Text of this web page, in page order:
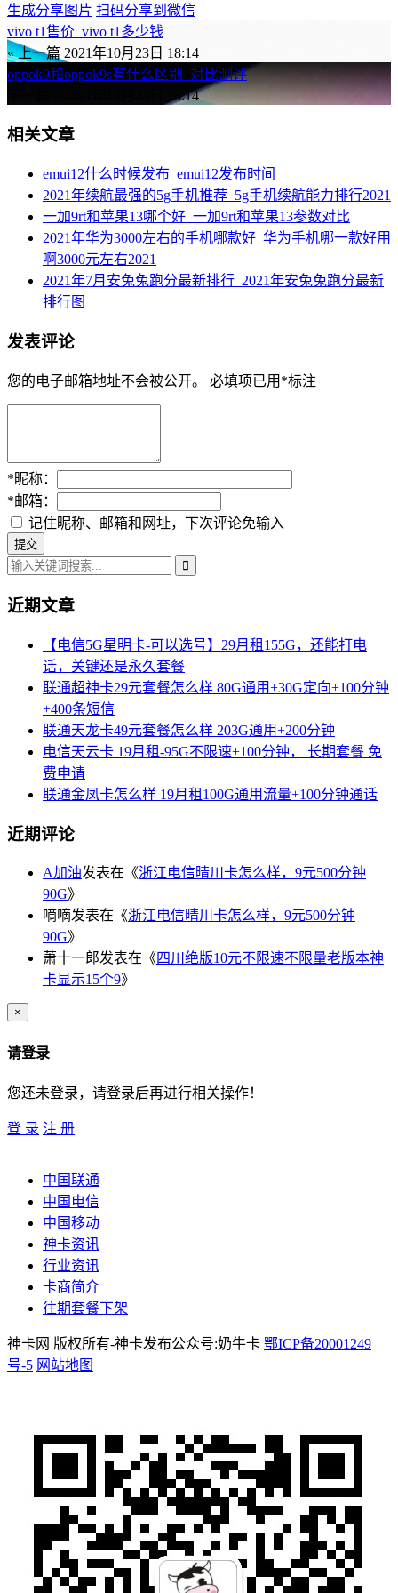
生成分享图片 扫码分享到微信
vivo t1售价_vivo t1多少钱
« 上一篇 2021年10月23日 18:14
oppok9和oppok9s有什么区别_对比测评
2021年10月23日 18:14
相关文章
emui12什么时候发布_emui12发布时间
2021年续航最强的5g手机推荐_5g手机续航能力排行2021
一加9rt和苹果13哪个好_一加9rt和苹果13参数对比
2021年华为3000左右的手机哪款好_华为手机哪一款好用
啊3000元左右2021
2021年7月安兔兔跑分最新排行_2021年安兔兔跑分最新
排行图
发表评论
您的电子邮箱地址不会被公开。 必填项已用 *标注
*昵称：
*邮箱：
记住昵称、邮箱和网址，下次评论免输入
近期文章
【电信5G星明卡-可以选号】29月租155G，还能打电
话，关键还是永久套餐
联通超神卡29元套餐怎么样 80G通用+30G定向+100分钟
+400条短信
联通天龙卡49元套餐怎么样 203G通用+200分钟
电信天云卡 19月租-95G不限速+100分钟， 长期套餐 免
费申请
联通金凤卡怎么样 19月租100G通用流量+100分钟通话
近期评论
A加油发表在《浙江电信晴川卡怎么样，9元500分钟
90G》
嘀嘀发表在《浙江电信晴川卡怎么样，9元500分钟
90G》
萧十一郎发表在《四川绝版10元不限速不限量老版本神
卡显示15个9》
×
请登录
您还未登录，请登录后再进行相关操作！
登 录 注 册
中国联通
中国电信
中国移动
神卡资讯
行业资讯
卡商简介
往期套餐下架
神卡网 版权所有-神卡发布公众号:奶牛卡 鄂ICP备20001249
号-5 网站地图